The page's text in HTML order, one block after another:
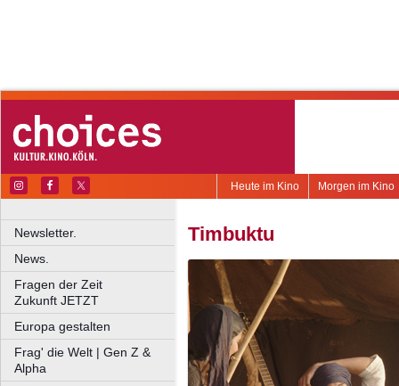
Morgen im Kino
Heute im Kino
Newsletter.
News.
Fragen der Zeit
Zukunft JETZT
Europa gestalten
Frag' die Welt | Gen Z &
Alpha
Timbuktu